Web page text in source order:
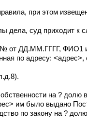
при этом
дела, суд приходит к
№ от ДД.ММ.ГГГГ,
по адресу:
на ? долю
им было выдано
по закону на ?